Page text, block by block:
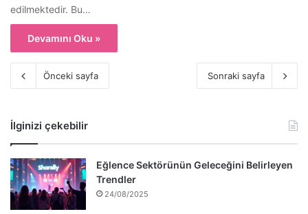
edilmektedir. Bu…
Devamını Oku »
Önceki sayfa Sonraki sayfa
İlginizi çekebilir
Eğlence Sektörünün Geleceğini Belirleyen
Trendler
24/08/2025